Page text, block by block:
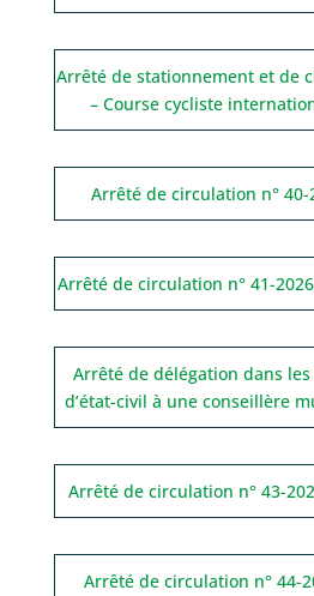
Arrêté de stationnement et de
– Course cycliste
Arrêté de circulation n° 40-
Arrêté de circulation n° 41-
Arrêté de délégation dans
d’état-civil à une conseillère
Arrêté de circulation n° 43-
Arrêté de circulation n° 44-